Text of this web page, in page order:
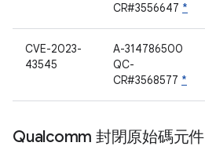
CR#3556647 *
CVE-2023-
43545
A-314786500
QC-
CR#3568577 *
Qualcomm 封閉原始碼元件